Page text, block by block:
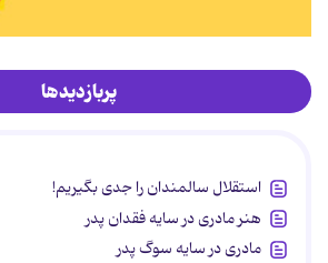
پربازدیدها
استقلال سالمندان را جدی بگیریم!
هنر مادری در سایه‌ فقدان پدر
مادری در سایه سوگ پدر